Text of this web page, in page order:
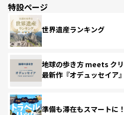
特設ページ
世界遺産ランキング
地球の歩き方 meets ク
最新作『オデュッセイア』
準備も滞在もスマート